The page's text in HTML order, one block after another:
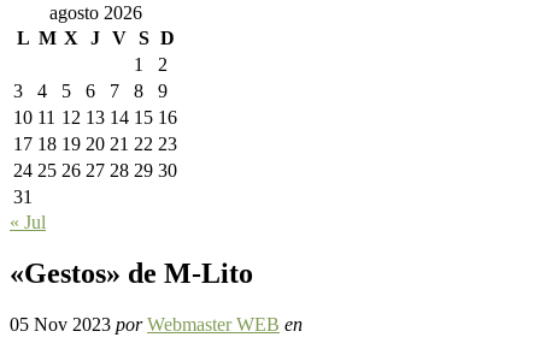
agosto 2026
L M X J V S D
1
2
3
4 5 6 7 8
9
10 11 12 13 14 15 16
17 18 19 20 21 22 23
24 25 26 27 28 29 30
31
« Jul
«Gestos» de M-Lito
05 Nov 2023 por Webmaster WEB en